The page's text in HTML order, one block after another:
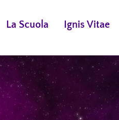
La Scuola Ignis Vitae